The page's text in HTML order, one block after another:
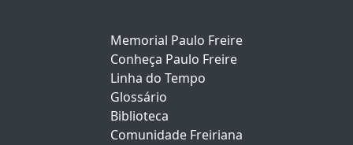
Memorial Paulo Freire
Conheça Paulo Freire
Linha do Tempo
Glossário
Biblioteca
Comunidade Freiriana